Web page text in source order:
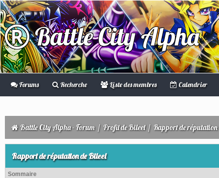
Battle City Alpha
Forums Recherche Liste des membres Calendrier
Battle City Alpha - Forum/ Profil de Bileel / Rapport de réputation
Rapport de réputation de Bileel
Sommaire